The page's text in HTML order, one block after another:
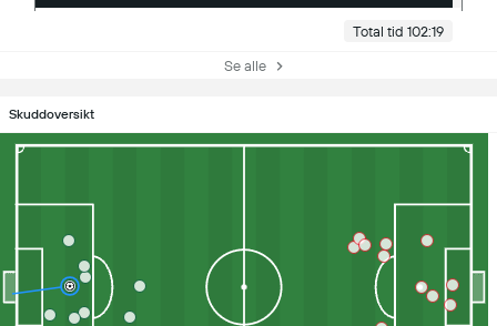
Total tid 102:19
Se alle
Skuddoversikt